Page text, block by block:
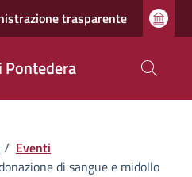
trasparente
Pontedera
/ Eventi
di sangue e midollo